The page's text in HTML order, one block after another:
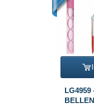
LG4959